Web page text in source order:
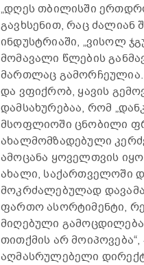
„დღეს თბილისში
გავხსენით, რაც
ინდუსტრიაში, „ვისოლ
მომავალი წლების
მართლაც გამორჩეულია.
და ვფიქრობ, ყავის
დამსახურებაა, რომ
მსოფლიოში ცნობილი
ახალმომზადებული
ამოცანა ყოველთვის
ახალი, საქართველოში
მოკრძალებულად
ფართო ასორტიმენტი,
მიღებული გამოცდილება
თითქმის არ მოიპოვება“, -
აღმასრულებელი